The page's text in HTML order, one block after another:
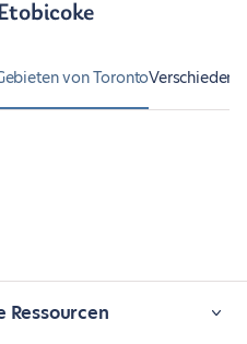
von Toronto